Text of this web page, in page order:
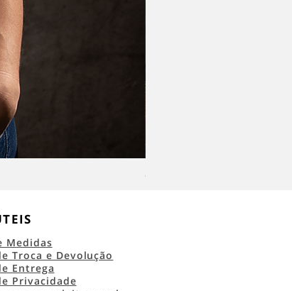
Camiseta Classic Logo RRC
Medidas
Troca e Devolução
Entrega
Privacidade